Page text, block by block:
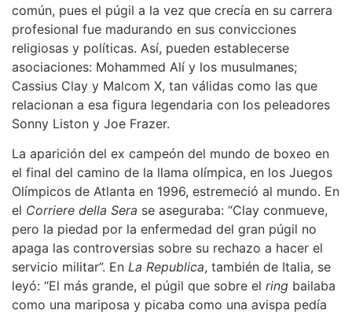
común, pues el púgil a la vez que crecía en su carrera
profesional fue madurando en sus convicciones
religiosas y políticas. Así, pueden establecerse
asociaciones: Mohammed Alí y los musulmanes;
Cassius Clay y Malcom X, tan válidas como las que
relacionan a esa figura legendaria con los peleadores
Sonny Liston y Joe Frazer.
La aparición del ex campeón del mundo de boxeo en
el final del camino de la llama olímpica, en los Juegos
Olímpicos de Atlanta en 1996, estremeció al mundo. En
el Corriere della Sera se aseguraba: “Clay conmueve,
pero la piedad por la enfermedad del gran púgil no
apaga las controversias sobre su rechazo a hacer el
servicio militar”. En La Republica, también de Italia, se
leyó: “El más grande, el púgil que sobre el ring bailaba
como una mariposa y picaba como una avispa pedía